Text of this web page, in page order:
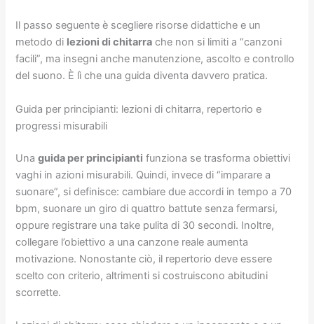
Il passo seguente è scegliere risorse didattiche e un
metodo di lezioni di chitarra che non si limiti a “canzoni
facili”, ma insegni anche manutenzione, ascolto e controllo
del suono. È lì che una guida diventa davvero pratica.
Guida per principianti: lezioni di chitarra, repertorio e
progressi misurabili
Unaguida per principianti funziona se trasforma obiettivi
vaghi in azioni misurabili. Quindi, invece di “imparare a
suonare”, si definisce: cambiare due accordi in tempo a 70
bpm, suonare un giro di quattro battute senza fermarsi,
oppure registrare una take pulita di 30 secondi. Inoltre,
collegare l’obiettivo a una canzone reale aumenta
motivazione. Nonostante ciò, il repertorio deve essere
scelto con criterio, altrimenti si costruiscono abitudini
scorrette.